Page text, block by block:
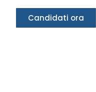
Candidati ora